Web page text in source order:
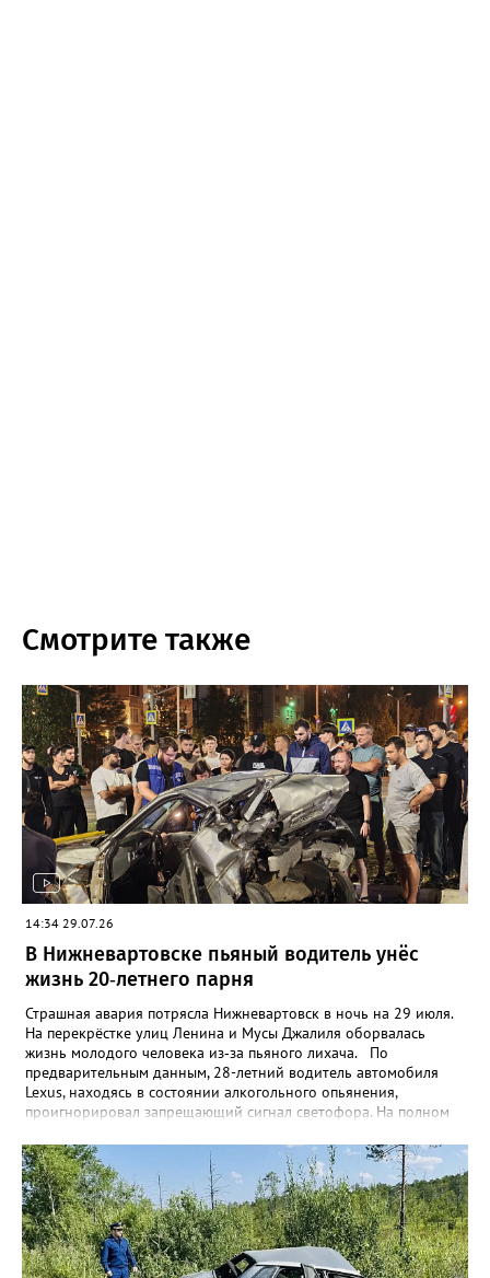
Смотрите также
14:34 29.07.26
В Нижневартовске пьяный водитель унёс
жизнь 20‑летнего парня
Страшная авария потрясла Нижневартовск в ночь на 29 июля.
На перекрёстке улиц Ленина и Мусы Джалиля оборвалась
жизнь молодого человека из‑за пьяного лихача. По
предварительным данным, 28-летний водитель автомобиля
Lexus, находясь в состоянии алкогольного опьянения,
проигнорировал запрещающий сигнал светофора. На полном
свой красный свет. Удар оказался роковым для 20‑летнего
пассажира на заднем сиденье: он скончался на месте, ещё до
приезда скорой. Водитель Nexia и второй пассажир (21 год)
получили травмы — их госпитализировали. Путь Lexus к этой
точке зафиксировали камеры видеонаблюдения: автомобиль
хаотично двигался по городу, создавая смертельную угрозу. На
месте аварии нетрезвый виновник оказывал сопротивление